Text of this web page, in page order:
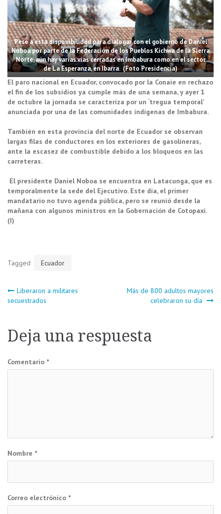
Pese a esta disponibilidad para dialogar con el gobierno de Daniel
Noboa por parte de la Federación de los Pueblos Kichwa de la Sierra
Norte, aún hay varias vías cerradas en Imbabura como en el sector
de La Esperanza, en Ibarra. (Foto Presidencia)
El paro nacional en Ecuador, convocado por la Conaie en rechazo
el fin de los subsidios ya cumple más de una semana, y ayer 1
de octubre la jornada se caracteriza por un ‘tregua temporal’
anunciada por una de las comunidades indígenas de Imbabura.
También en esta provincia del norte de Ecuador se observan
largas filas de conductores en los exteriores de gasolineras,
ante la escasez de combustible debido a los bloqueos en las
carreteras.
El presidente Daniel Noboa se encuentra en Latacunga, que es
temporalmente la sede del Ejecutivo. Este día, el primer
mandatario no tuvo agenda pública, pero se reunió desde la
mañana con algunos ministros en la Gobernación de Cotopaxi.
(I)
Tagged Ecuador
Navegación
entradas
Liberaron a militares
secuestrados
Más de 800 adultos mayores
celebraron su día
Deja una respuesta
Comentario *
Nombre *
Correo electrónico *